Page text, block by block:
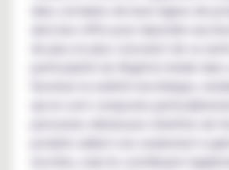
dans certaines de leurs lignes de
particularité du Végétol réside dans
favoriser la satiété nicotinique,
qui en sont composés
produits aident non seulement à
nicotine, mais ils contribuent